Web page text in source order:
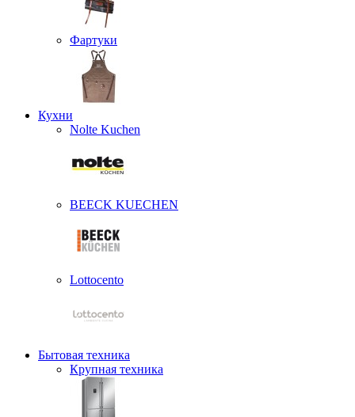
Фартуки
Кухни
Nolte Kuchen
BEECK KUECHEN
Lottocento
Бытовая техника
Крупная техника